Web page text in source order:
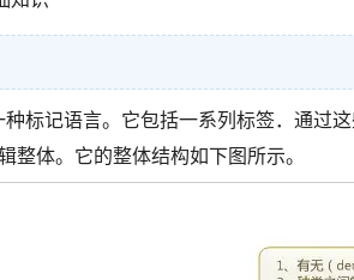
标记语言。它包括一系列标签．通过
整体。它的整体结构如下图所示。